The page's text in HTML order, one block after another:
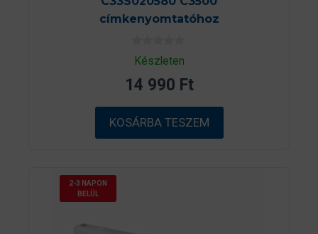
címkenyomtatóhoz
0
a
5
b
ő
l
Készleten
14 990 Ft
KOSÁRBA TESZEM
2-3 NAPON
BELÜL